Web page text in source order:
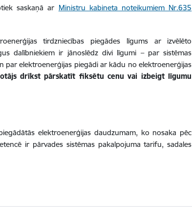
saskaņā ar Ministru kabineta noteikumiem Nr.635
tirdzniecības piegādes līgums ar izvēlēto
dalībniekiem ir jānoslēdz divi līgumi – par sistēmas
par elektroenerģijas piegādi ar kādu no elektroenerģijas
drīkst pārskatīt fiksētu cenu vai izbeigt līgumu
elektroenerģijas daudzumam, ko nosaka pēc
ir pārvades sistēmas pakalpojuma tarifu, sadales